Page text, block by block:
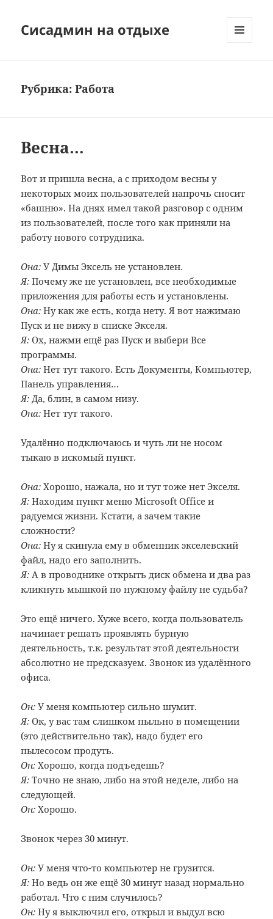
Сисадмин на отдыхе
Рубрика:Работа
Весна…
Вот и пришла весна, а с приходом весны у
некоторых моих пользователей напрочь сносит
«башню». На днях имел такой разговор с одним
из пользователей, после того как приняли на
работу нового сотрудника.
Она: У Димы Эксель не установлен.
Я: Почему же не установлен, все необходимые
приложения для работы есть и установлены.
Она: Ну как же есть, когда нету. Я вот нажимаю
Пуск и не вижу в списке Экселя.
Я: Ох, нажми ещё раз Пуск и выбери Все
программы.
Она: Нет тут такого. Есть Документы, Компьютер,
Панель управления…
Я: Да, блин, в самом низу.
Она: Нет тут такого.
Удалённо подключаюсь и чуть ли не носом
тыкаю в искомый пункт.
Она: Хорошо, нажала, но и тут тоже нет Экселя.
Я: Находим пункт меню Microsoft Office и
радуемся жизни. Кстати, а зачем такие
сложности?
Она: Ну я скинула ему в обменник экселевский
файл, надо его заполнить.
Я: А в проводнике открыть диск обмена и два раз
кликнуть мышкой по нужному файлу не судьба?
Это ещё ничего. Хуже всего, когда пользователь
начинает решать проявлять бурную
деятельность, т.к. результат этой деятельности
абсолютно не предсказуем. Звонок из удалённого
офиса.
Он: У меня компьютер сильно шумит.
Я: Ок, у вас там слишком пыльно в помещении
(это действительно так), надо будет его
пылесосом продуть.
Он: Хорошо, когда подъедешь?
Я: Точно не знаю, либо на этой неделе, либо на
следующей.
Он: Хорошо.
Звонок через 30 минут.
Он: У меня что-то компьютер не грузится.
Я: Но ведь он же ещё 30 минут назад нормально
работал. Что с ним случилось?
Он: Ну я выключил его, открыл и выдул всю